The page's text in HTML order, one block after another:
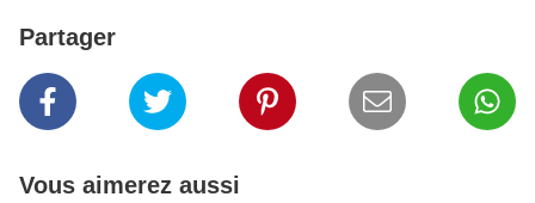
Partager
Vous aimerez aussi